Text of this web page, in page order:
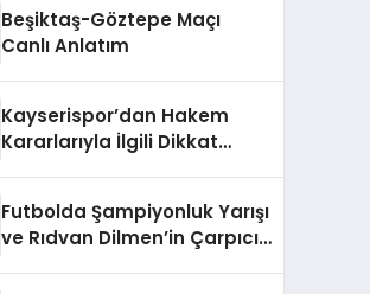
Beşiktaş-Göztepe Maçı
Canlı Anlatım
Kayserispor’dan Hakem
Kararlarıyla İlgili Dikkat
Futbolda Şampiyonluk Yarışı
ve Rıdvan Dilmen’in Çarpıcı